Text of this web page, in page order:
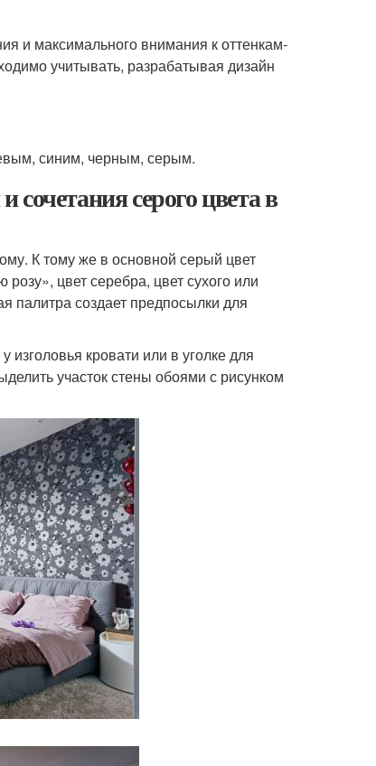
и максимального внимания к оттенкам-
учитывать, разрабатывая дизайн
синим, черным, серым.
серого цвета в
К тому же в основной серый цвет
цвет серебра, цвет сухого или
палитра создает предпосылки для
кровати или в уголке для
участок стены обоями с рисунком